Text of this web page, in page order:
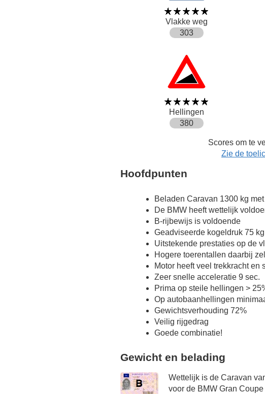
Vlakke weg
303
Hellingen
380
Scores om te
Zie de
Hoofdpunten
Beladen Caravan 1300 kg
De BMW heeft wettelijk
B-rijbewijs is voldoende
Geadviseerde kogeldruk 75 kg
Uitstekende prestaties op de
Hogere toerentallen daarbij
Motor heeft veel trekkracht en
Zeer snelle acceleratie 9 sec.
Prima op steile hellingen >
Op autobaanhellingen
Gewichtsverhouding 72%
Veilig rijgedrag
Goede combinatie!
Gewicht en belading
Wettelijk is de Caravan
voor de BMW Gran